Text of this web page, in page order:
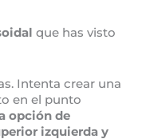
que has visto
Intenta crear una
en el punto
opción de
izquierda y